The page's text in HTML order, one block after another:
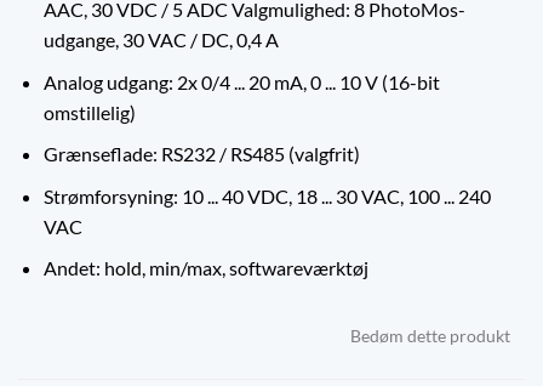
AAC, 30 VDC / 5 ADC Valgmulighed: 8 PhotoMos-
udgange, 30 VAC / DC, 0,4 A
Analog udgang: 2x 0/4 ... 20 mA, 0 ... 10 V (16-bit
omstillelig)
Grænseflade: RS232 / RS485 (valgfrit)
Strømforsyning: 10 ... 40 VDC, 18 ... 30 VAC, 100 ... 240
VAC
Andet: hold, min/max, softwareværktøj
Bedøm dette produkt